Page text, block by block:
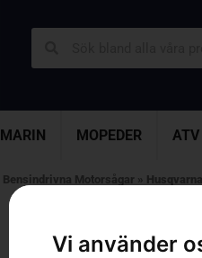
Vi använder
MARIN MOPEDER ATV
Bensindrivna Motorsågar »